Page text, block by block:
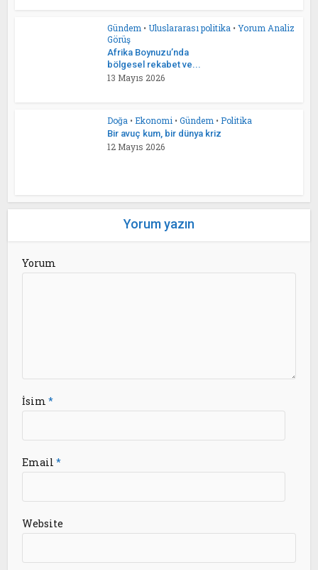
Gündem • Uluslararası politika • Yorum Analiz
Görüş
Afrika Boynuzu’nda
bölgesel rekabet ve...
13 Mayıs 2026
Doğa • Ekonomi • Gündem • Politika
Bir avuç kum, bir dünya kriz
12 Mayıs 2026
Yorum yazın
Yorum
İsim*
Email*
Website